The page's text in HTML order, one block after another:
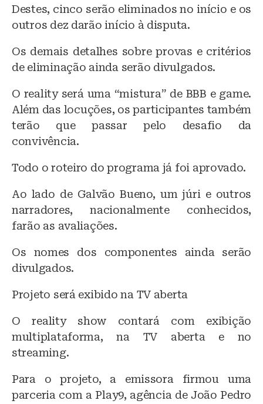
Destes, cinco serão eliminados no início e os
outros dez darão início à disputa.
Os demais detalhes sobre provas e critérios
de eliminação ainda serão divulgados.
O reality será uma “mistura” de BBB e game.
Além das locuções, os participantes também
terão que passar pelo desafio da
convivência.
Todo o roteiro do programa já foi aprovado.
Ao lado de Galvão Bueno, um júri e outros
narradores, nacionalmente conhecidos,
farão as avaliações.
Os nomes dos componentes ainda serão
divulgados.
Projeto será exibido na TV aberta
O reality show contará com exibição
multiplataforma, na TV aberta e no
streaming.
Para o projeto, a emissora firmou uma
parceria com a Play9, agência de João Pedro